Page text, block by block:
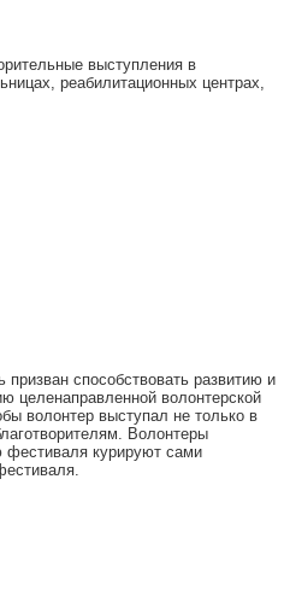
выступления в
реабилитационных центрах,
способствовать развитию и
целенаправленной волонтерской
волонтер выступал не только в
Волонтеры
курируют сами